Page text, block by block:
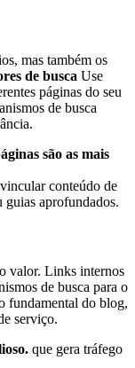
mas também os
de busca Use
páginas do seu
de busca
são as mais
conteúdo de
guias aprofundados.
valor. Links internos
de busca para o
fundamental do blog,
serviço.
que gera tráfego